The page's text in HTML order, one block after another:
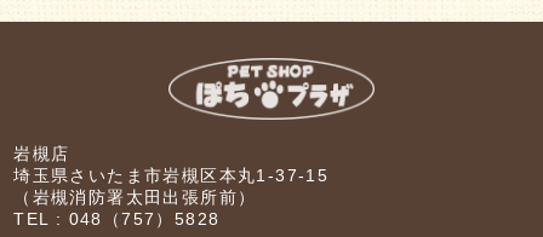
岩槻店
埼玉県さいたま市岩槻区本丸1-37-15
（岩槻消防署太田出張所前）
TEL : 048（757）5828